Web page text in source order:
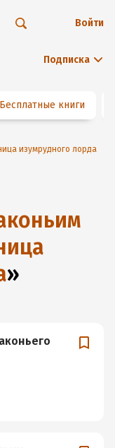
Подписка
Войти
Бесплатные книги
изумрудного лорда
»